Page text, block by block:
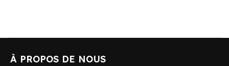
À PROPOS DE NOUS